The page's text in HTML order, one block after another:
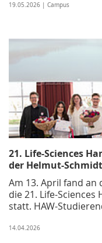
19.05.2026 | Campus
21. Life-Sciences
der Helmut-
Am 13. April fand
die 21. Life-
statt. HAW-
14.04.2026